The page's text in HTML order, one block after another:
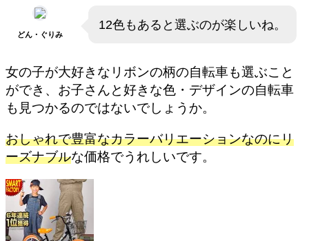
どん・ぐりみ
12色もあると選ぶのが楽しいね。
女の子が大好きなリボンの柄の自転車も選ぶこと
ができ、お子さんと好きな色・デザインの自転車
も見つかるのではないでしょうか。
おしゃれで豊富なカラーバリエーションなのにリ
ーズナブルな価格でうれしいです。